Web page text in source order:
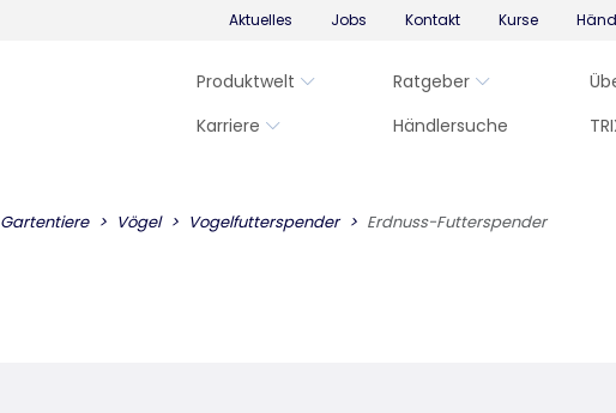
Aktuelles Jobs Kontakt Kurse
Produktwelt Ratgeber
Karriere
Händlersuche
Gartentiere Vögel Vogelfutterspender Erdnuss-Futterspender